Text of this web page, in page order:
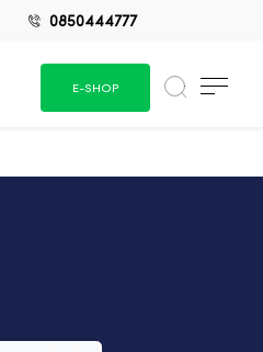
0850444777
E-SHOP